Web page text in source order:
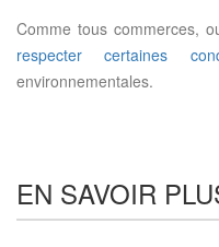
Comme tous commerces,
respecter certaines
environnementales.
EN SAVOIR